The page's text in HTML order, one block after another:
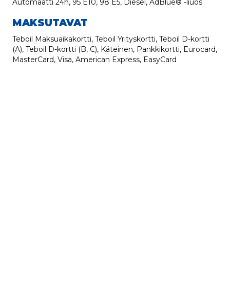
Automaatti 24h, 95 E10, 98 E5, Diesel, AdBlue® -liuos
MAKSUTAVAT
Teboil Maksuaikakortti, Teboil Yrityskortti, Teboil D-kortti
(A), Teboil D-kortti (B, C), Käteinen, Pankkikortti, Eurocard,
MasterCard, Visa, American Express, EasyCard